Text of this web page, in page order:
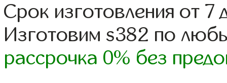
Срок изготовления от 7
Изготовим s382 по
рассрочка 0% без